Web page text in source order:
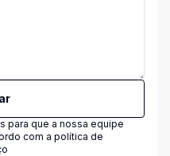
para que a nossa equipe
com a política de